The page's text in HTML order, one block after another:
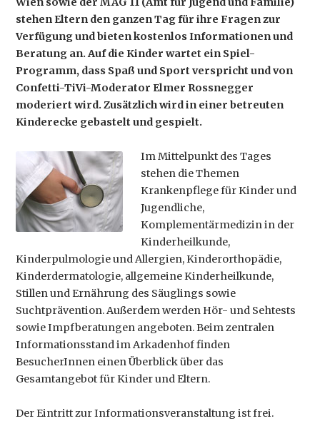
stehen Eltern den ganzen Tag für ihre Fragen zur
Verfügung und bieten kostenlos Informationen und
Beratung an. Auf die Kinder wartet ein Spiel-
Programm, dass Spaß und Sport verspricht und von
Confetti-TiVi-Moderator Elmer Rossnegger
moderiert wird. Zusätzlich wird in einer betreuten
Kinderecke gebastelt und gespielt.
Im Mittelpunkt des Tages
stehen die Themen
Krankenpflege für Kinder und
Jugendliche,
Komplementärmedizin in der
Kinderheilkunde,
Kinderpulmologie und Allergien, Kinderorthopädie,
Kinderdermatologie, allgemeine Kinderheilkunde,
Stillen und Ernährung des Säuglings sowie
Suchtprävention. Außerdem werden Hör- und Sehtests
sowie Impfberatungen angeboten. Beim zentralen
Informationsstand im Arkadenhof finden
BesucherInnen einen Überblick über das
Gesamtangebot für Kinder und Eltern.
Der Eintritt zur Informationsveranstaltung ist frei.